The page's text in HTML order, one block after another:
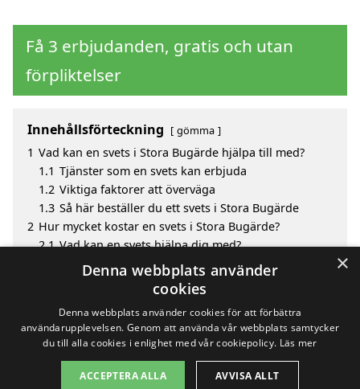
Få 3 erbjudanden, gratis och utan
förpliktelser
Innehållsförteckning gömma
1 Vad kan en svets i Stora Bugärde hjälpa till med?
1.1 Tjänster som en svets kan erbjuda
1.2 Viktiga faktorer att överväga
1.3 Så här beställer du ett svets i Stora Bugärde
2 Hur mycket kostar en svets i Stora Bugärde?
2.1 Vad kan en svets hjälpa dig med?
Fördelar med att välja svets i Stora Bugärde
Sök efter en skicklig svets i de omgivande städerna
Copyright 2026 - Pilanto Aps
×
Denna webbplats använder
cookies
Denna webbplats använder cookies för att förbättra
användarupplevelsen. Genom att använda vår webbplats samtycker
du till alla cookies i enlighet med vår cookiepolicy. Läs mer
ACCEPTERA ALLA AVVISA ALLT